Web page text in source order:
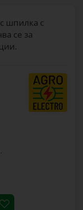
шпилка с
се за